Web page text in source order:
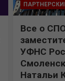
Все о
УФНС
Натальи